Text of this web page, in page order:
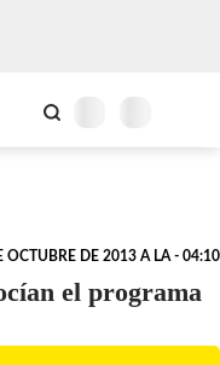
OCTUBRE DE 2013 A LA - 04:10
el programa